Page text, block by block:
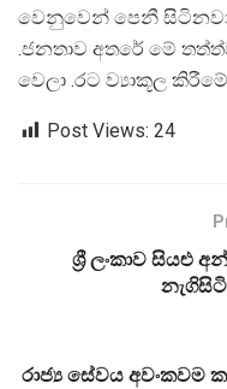
වෙනුවෙන් පෙනී
.ජනතාව අතරේ මේ
වෙලා .රට ව්‍යාකූල
Post Views: 24
ශ්‍රී ලංකාව සියළු
රාජ්‍ය සේවය අවංකවම